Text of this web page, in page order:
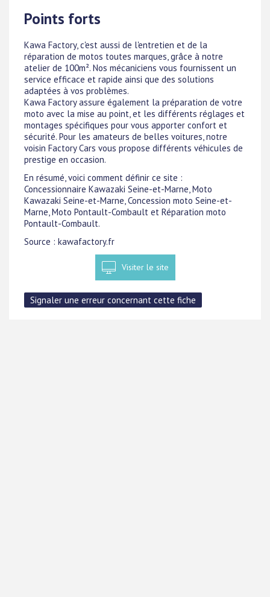
Points forts
Kawa Factory, c'est aussi de l'entretien et de la
réparation de motos toutes marques, grâce à notre
atelier de 100m². Nos mécaniciens vous fournissent un
service efficace et rapide ainsi que des solutions
adaptées à vos problèmes.
Kawa Factory assure également la préparation de votre
moto avec la mise au point, et les différents réglages et
montages spécifiques pour vous apporter confort et
sécurité. Pour les amateurs de belles voitures, notre
voisin Factory Cars vous propose différents véhicules de
prestige en occasion.
En résumé, voici comment définir ce site :
Concessionnaire Kawazaki Seine-et-Marne, Moto
Kawazaki Seine-et-Marne, Concession moto Seine-et-
Marne, Moto Pontault-Combault et Réparation moto
Pontault-Combault.
Source : kawafactory.fr
Visiter le site